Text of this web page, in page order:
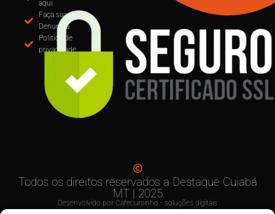
MUDANÇA NA EMISSÃO DE NOTAS: CUIABÁ
OBRIGA USO DO EMISSOR NACIONAL DE NFS-e A
PARTIR DE SETEMBRO
privacidade